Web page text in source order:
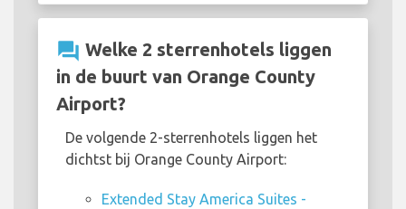
question_answer Welke 2 sterrenhotels liggen
in de buurt van Orange County
Airport?
De volgende 2-sterrenhotels liggen het
dichtst bij Orange County Airport:
Extended Stay America Suites -